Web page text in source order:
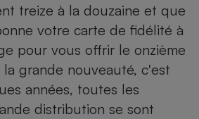
treize à la douzaine et que
votre carte de fidélité à
pour vous offrir le onzième
grande nouveauté, c'est
années, toutes les
distribution se sont
Lave-linge
Téléviseur
Radiateur électrique
Antimoustique